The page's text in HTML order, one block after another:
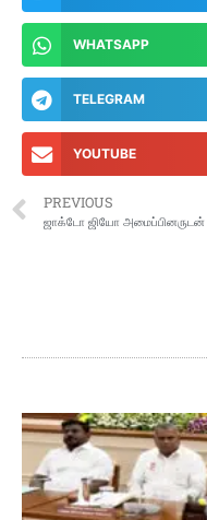
WHATSAPP
TELEGRAM
YOUTUBE
PREVIOUS